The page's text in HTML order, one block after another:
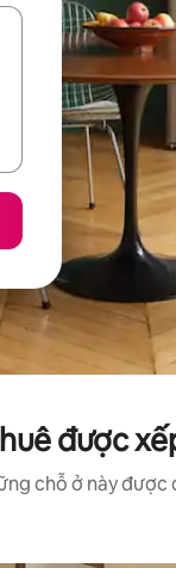
được
chỗ ở này